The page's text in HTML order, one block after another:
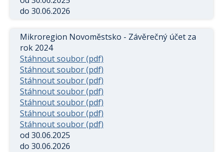
do 30.06.2026
Mikroregion Novoměstsko - Závěrečný účet za
rok 2024
Stáhnout soubor (pdf)
Stáhnout soubor (pdf)
Stáhnout soubor (pdf)
Stáhnout soubor (pdf)
Stáhnout soubor (pdf)
Stáhnout soubor (pdf)
Stáhnout soubor (pdf)
od 30.06.2025
do 30.06.2026